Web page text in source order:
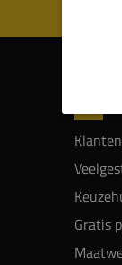
Gratis